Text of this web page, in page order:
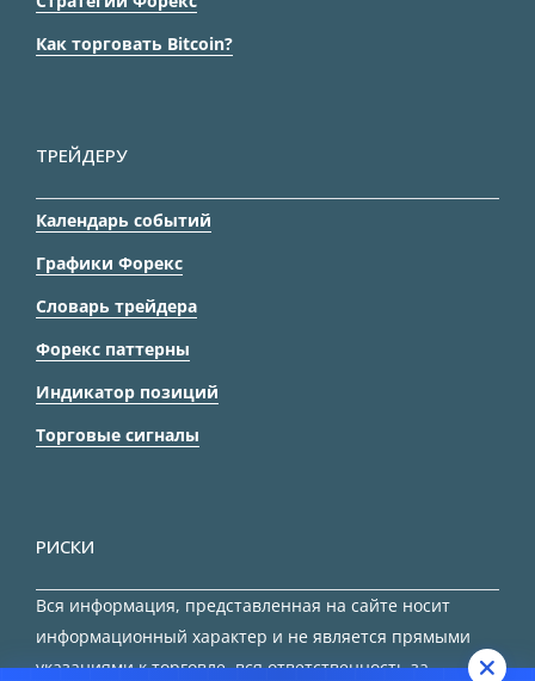
Как торговать Bitcoin?
ТРЕЙДЕРУ
Календарь событий
Графики Форекс
Словарь трейдера
Форекс паттерны
Индикатор позиций
Торговые сигналы
РИСКИ
Вся информация, представленная на сайте носит
информационный характер и не является прямыми
указаниями к торговле, вся ответственность за